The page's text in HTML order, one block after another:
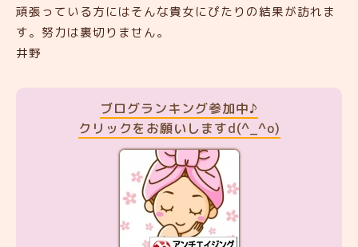
頑張っている方にはそんな貴女にぴたりの結果が訪れま
す。努力は裏切りません。
井野
ブログランキング参加中♪
クリックをお願いしますd(^_^o)